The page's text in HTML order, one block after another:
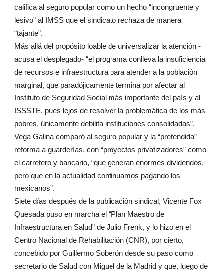
califica al seguro popular como un hecho “incongruente y
lesivo” al IMSS que el sindicato rechaza de manera
“tajante”.
Más allá del propósito loable de universalizar la atención -
acusa el desplegado- “el programa conlleva la insuficiencia
de recursos e infraestructura para atender a la población
marginal, que paradójicamente termina por afectar al
Instituto de Seguridad Social más importante del país y al
ISSSTE, pues lejos de resolver la problemática de los más
pobres, únicamente debilita instituciones consolidadas”.
Vega Galina comparó al seguro popular y la “pretendida”
reforma a guarderías, con “proyectos privatizadores” como
el carretero y bancario, “que generan enormes dividendos,
pero que en la actualidad continuamos pagando los
mexicanos”.
Siete días después de la publicación sindical, Vicente Fox
Quesada puso en marcha el “Plan Maestro de
Infraestructura en Salud” de Julio Frenk, y lo hizo en el
Centro Nacional de Rehabilitación (CNR), por cierto,
concebido por Guillermo Soberón desde su paso como
secretario de Salud con Miguel de la Madrid y que, luego de